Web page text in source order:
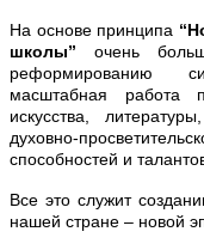
На основе принципа
школы” очень
реформированию
масштабная работа
искусства,
духовно-
способностей и
Все это служит
нашей стране – новой